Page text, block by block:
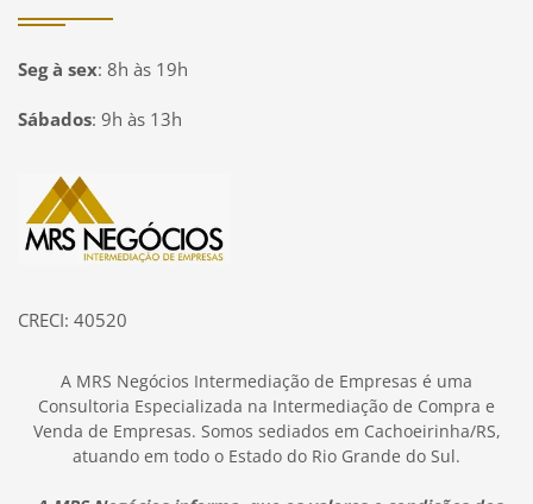
Seg à sex: 8h às 19h
Sábados: 9h às 13h
Página inicial
CRECI: 40520
A MRS Negócios Intermediação de Empresas é uma
Consultoria Especializada na Intermediação de Compra e
Venda de Empresas. Somos sediados em Cachoeirinha/RS,
atuando em todo o Estado do Rio Grande do Sul.